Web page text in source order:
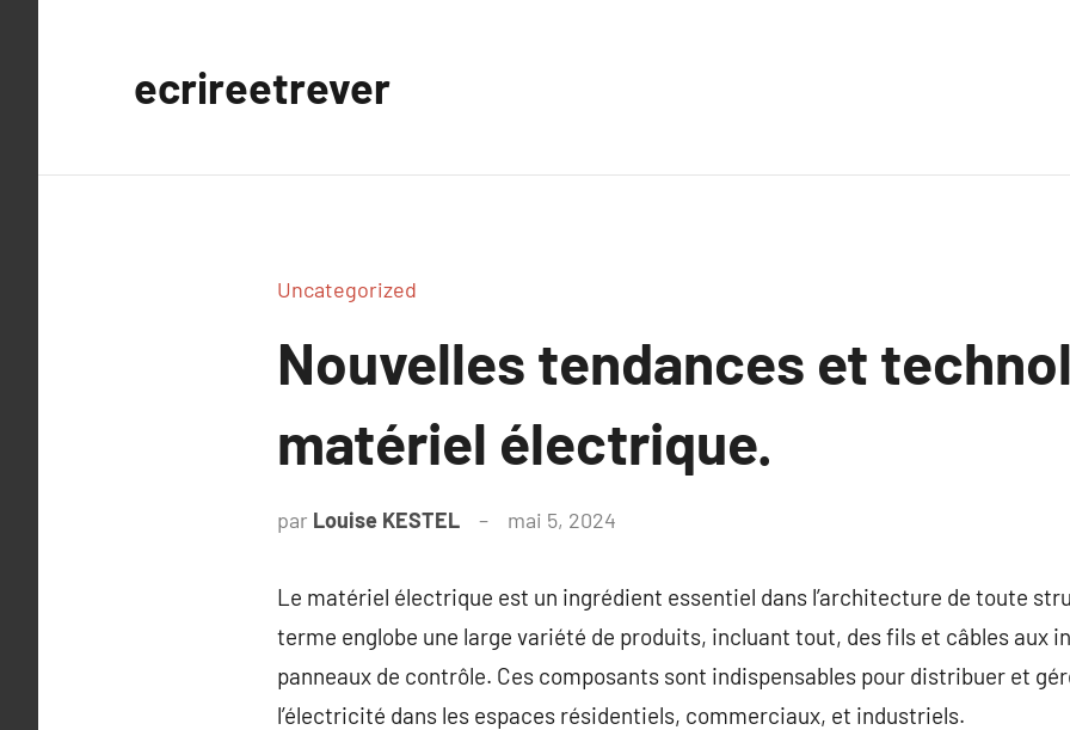
ecrireetrever
Uncategorized
Nouvelles tendances et
matériel électrique.
par Louise KESTEL mai 5, 2024
Le matériel électrique est un ingrédient essentiel dans l’architecture de toute
terme englobe une large variété de produits, incluant tout, des fils et câbles aux
panneaux de contrôle. Ces composants sont indispensables pour distribuer et
l’électricité dans les espaces résidentiels, commerciaux, et industriels.